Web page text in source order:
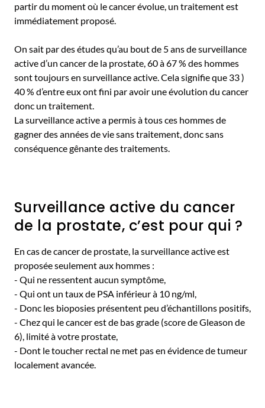
partir du moment où le cancer évolue, un traitement est
immédiatement proposé.
On sait par des études qu’au bout de 5 ans de surveillance
active d’un cancer de la prostate, 60 à 67 % des hommes
sont toujours en surveillance active. Cela signifie que 33 )
40 % d’entre eux ont fini par avoir une évolution du cancer
donc un traitement.
La surveillance active a permis à tous ces hommes de
gagner des années de vie sans traitement, donc sans
conséquence gênante des traitements.
Surveillance active du cancer
de la prostate, c’est pour qui ?
En cas de cancer de prostate, la surveillance active est
proposée seulement aux hommes :
- Qui ne ressentent aucun symptôme,
- Qui ont un taux de PSA inférieur à 10 ng/ml,
- Donc les bioposies présentent peu d’échantillons positifs,
- Chez qui le cancer est de bas grade (score de Gleason de
6), limité à votre prostate,
- Dont le toucher rectal ne met pas en évidence de tumeur
localement avancée.